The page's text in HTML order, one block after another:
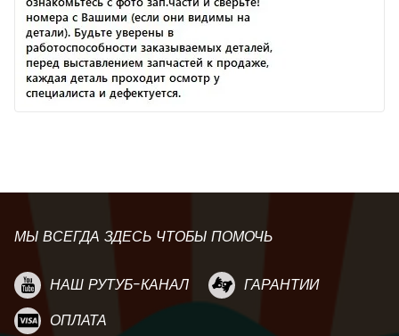
МЫ ВСЕГДА ЗДЕСЬ ЧТОБЫ ПОМОЧЬ
НАШ РУТУБ-КАНАЛ
ГАРАНТИИ
ОПЛАТА